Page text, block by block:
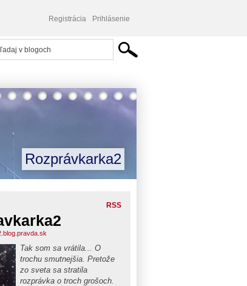
Registrácia Prihlásenie
Rozprávkarka2
RSS
Tak som sa vrátila... O
trochu smutnejšia. Pretože
zo sveta sa stratila
rozprávka o troch grošoch.